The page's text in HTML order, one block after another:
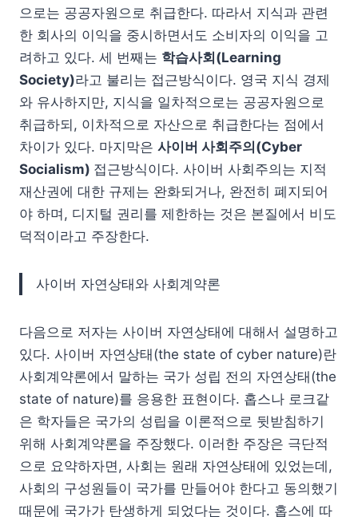
으로는 공공자원으로 취급한다. 따라서 지식과 관련
한 회사의 이익을 중시하면서도 소비자의 이익을 고
려하고 있다. 세 번째는 학습사회(Learning
Society)라고 불리는 접근방식이다. 영국 지식 경제
와 유사하지만, 지식을 일차적으로는 공공자원으로
취급하되, 이차적으로 자산으로 취급한다는 점에서
차이가 있다. 마지막은 사이버 사회주의(Cyber
Socialism) 접근방식이다. 사이버 사회주의는 지적
재산권에 대한 규제는 완화되거나, 완전히 폐지되어
야 하며, 디지털 권리를 제한하는 것은 본질에서 비도
덕적이라고 주장한다.
사이버 자연상태와 사회계약론
다음으로 저자는 사이버 자연상태에 대해서 설명하고
있다. 사이버 자연상태(the state of cyber nature)란
사회계약론에서 말하는 국가 성립 전의 자연상태(the
state of nature)를 응용한 표현이다. 홉스나 로크같
은 학자들은 국가의 성립을 이론적으로 뒷받침하기
위해 사회계약론을 주장했다. 이러한 주장은 극단적
으로 요약하자면, 사회는 원래 자연상태에 있었는데,
사회의 구성원들이 국가를 만들어야 한다고 동의했기
때문에 국가가 탄생하게 되었다는 것이다. 홉스에 따